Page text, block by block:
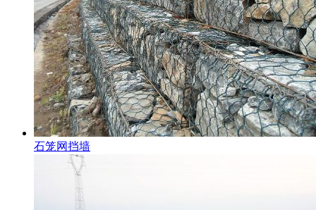
石笼网挡墙